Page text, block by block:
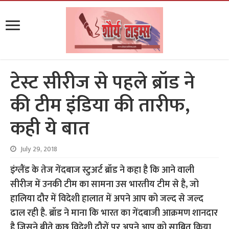
टेस्ट सीरीज से पहले ब्रॉड ने
की टीम इंडिया की तारीफ,
कही ये बात
July 29, 2018
इंग्लैंड के तेज गेंदबाज स्टुअर्ट ब्रॉड ने कहा है कि आने वाली
सीरीज में उनकी टीम का सामना उस भारतीय टीम से है, जो
हालिया दौर में विदेशी हालात में अपने आप को जल्द से जल्द
ढाल रही है. ब्रॉड ने माना कि भारत का गेंदबाजी आक्रमण शानदार